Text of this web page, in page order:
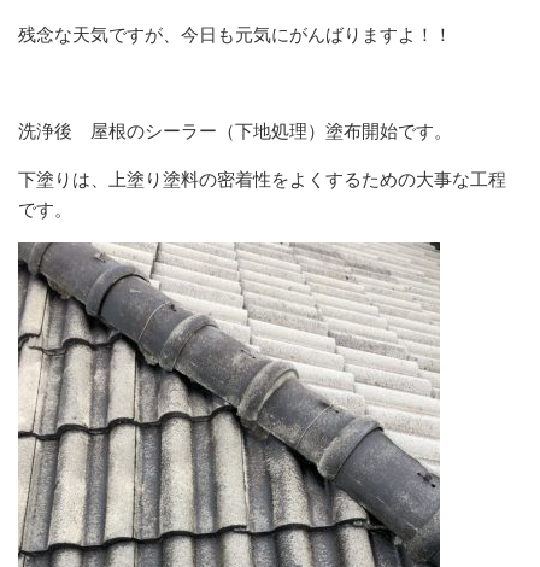
残念な天気ですが、今日も元気にがんばりますよ！！
洗浄後 屋根のシーラー（下地処理）塗布開始です。
下塗りは、上塗り塗料の密着性をよくするための大事な工程
です。